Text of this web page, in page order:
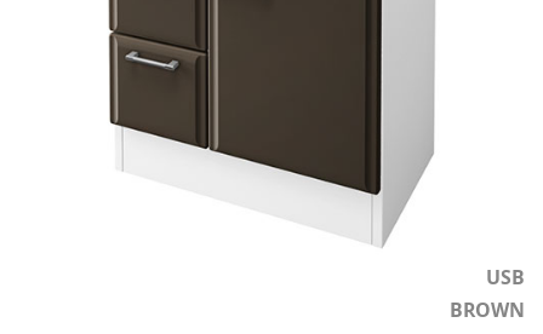
USB
BROWN